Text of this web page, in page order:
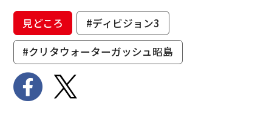
見どころ
#ディビジョン3
#クリタウォーターガッシュ昭島